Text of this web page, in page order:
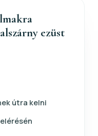
ezüst
útra kelni